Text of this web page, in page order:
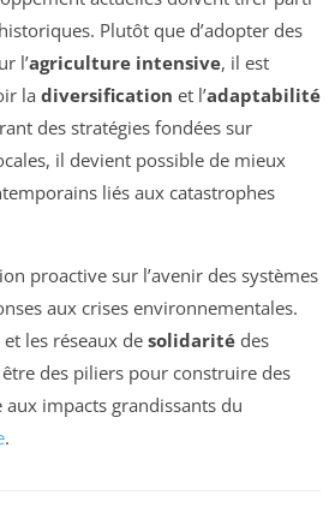
Plutôt que d’adopter des
l’agriculture intensive, il est
la diversification et l’adaptabilité
des stratégies fondées sur
il devient possible de mieux
liés aux catastrophes
proactive sur l’avenir des systèmes
aux crises environnementales.
les réseaux de solidarité des
des piliers pour construire des
aux impacts grandissants du
.